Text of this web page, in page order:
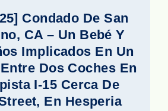
Condado De San
CA – Un Bebé Y
Implicados En Un
Dos Coches En
I-15 Cerca De
En Hesperia